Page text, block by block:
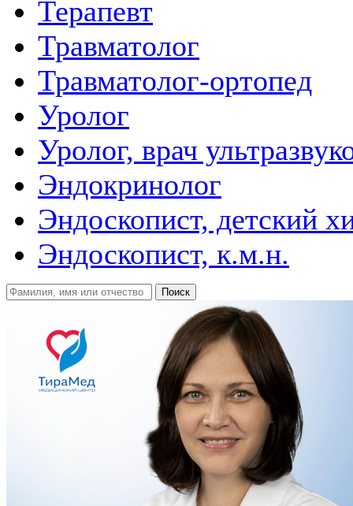
Терапевт
Травматолог
Травматолог-ортопед
Уролог
Уролог, врач
Эндокринолог
Эндоскопист, детский
Эндоскопист, к.м.н.
Поиск